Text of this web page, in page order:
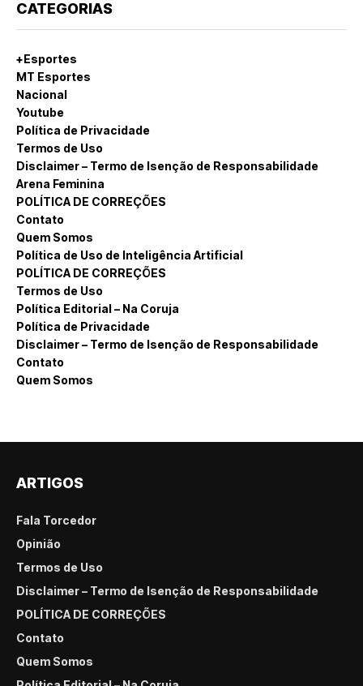
CATEGORIAS
+Esportes
MT Esportes
Nacional
Youtube
Política de Privacidade
Termos de Uso
Disclaimer – Termo de Isenção de Responsabilidade
Arena Feminina
POLÍTICA DE CORREÇÕES
Contato
Quem Somos
Política de Uso de Inteligência Artificial
POLÍTICA DE CORREÇÕES
Termos de Uso
Política Editorial – Na Coruja
Política de Privacidade
Disclaimer – Termo de Isenção de Responsabilidade
Contato
Quem Somos
ARTIGOS
Fala Torcedor
Opinião
Termos de Uso
Disclaimer – Termo de Isenção de Responsabilidade
POLÍTICA DE CORREÇÕES
Contato
Quem Somos